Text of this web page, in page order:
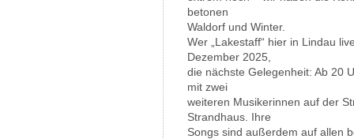
betonen
Waldorf und Winter.
Wer „Lakestaff“ hier in Lindau
Dezember 2025,
die nächste Gelegenheit: Ab 20
mit zwei
weiteren Musikerinnen auf der
Strandhaus. Ihre
Songs sind außerdem auf allen